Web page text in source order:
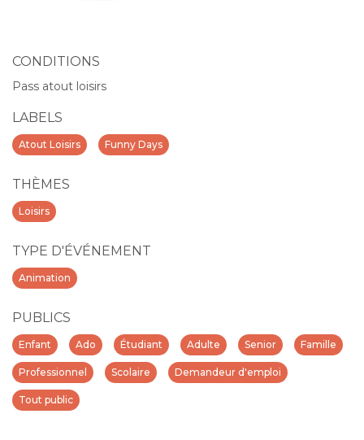
CONDITIONS
Pass atout loisirs
LABELS
Atout Loisirs Funny Days
THÈMES
Loisirs
TYPE D'ÉVÉNEMENT
Animation
PUBLICS
Enfant Ado Étudiant Adulte Senior Famille
Professionnel Scolaire Demandeur d'emploi
Tout public